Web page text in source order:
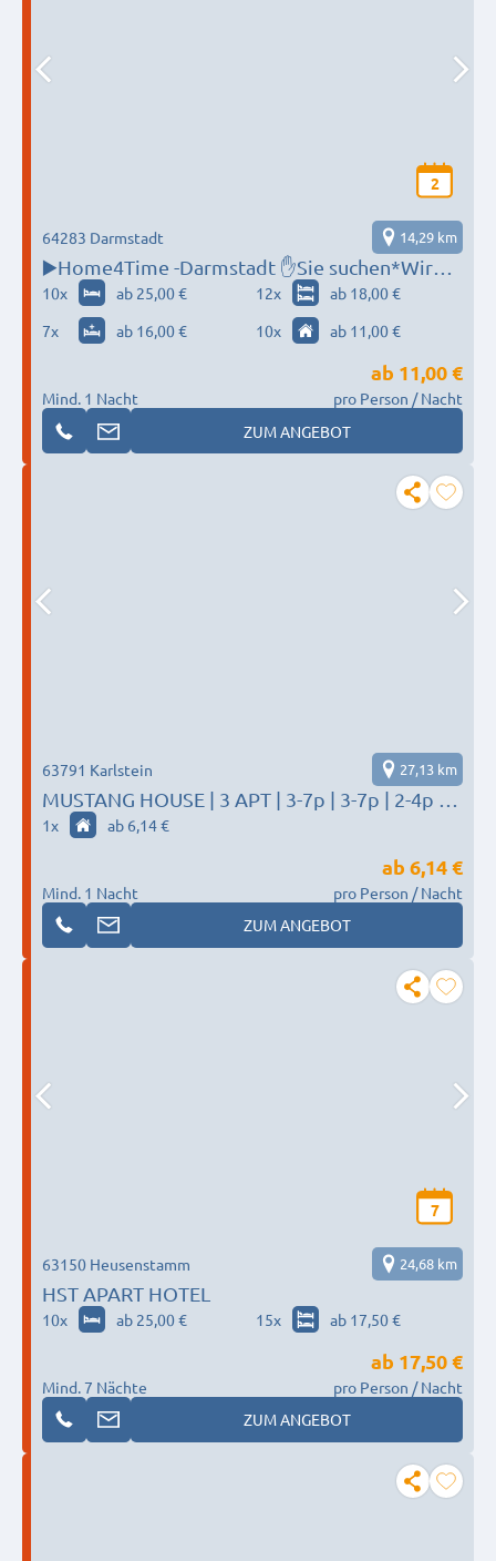
2
▶️Home4Time -Darmstadt ✋Sie suchen*Wir
finden ✋‼️
64283 Darmstadt 14,29 km
10x ab 25,00 € 12x
ab 18,00 €
7x ab 16,00 € 10x ab 11,00 €
Mind. 1 Nacht
ab 11,00 €
pro Person / Nacht
ZUM ANGEBOT
MUSTANG HOUSE | 3 APT | 3-7p | 3-7p | 2-4p |
AB,B8 | HU,A45 | FFM,A3 |
63791 Karlstein 27,13 km
1x ab 6,14 €
Mind. 1 Nacht
ab 6,14 €
pro Person / Nacht
ZUM ANGEBOT
7
HST APART HOTEL
63150 Heusenstamm 24,68 km
10x ab 25,00 € 15x ab 17,50 €
Mind. 7 Nächte
ab 17,50 €
pro Person / Nacht
ZUM ANGEBOT